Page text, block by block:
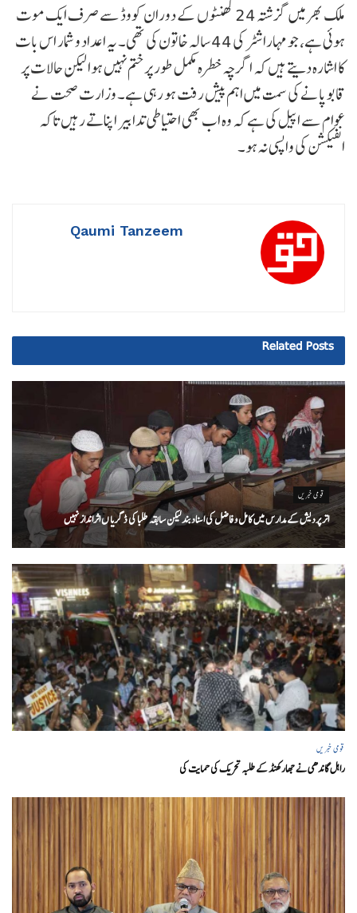
ملک بھر میں گزشتہ 24 گھنٹوں کے دوران کووڈ سے صرف ایک موت
ہوئی ہے، جو مہاراشٹر کی 44 سالہ خاتون کی تھی۔ یہ اعداد و شمار اس بات
کا اشارہ دیتے ہیں کہ اگرچہ خطرہ مکمل طور پر ختم نہیں ہوا لیکن حالات پر
قابو پانے کی سمت میں اہم پیش رفت ہو رہی ہے۔ وزارت صحت نے
عوام سے اپیل کی ہے کہ وہ اب بھی احتیاطی تدابیر اپناتے رہیں تاکہ
انفیکشن کی واپسی نہ ہو۔
Qaumi Tanzeem
Related Posts
قومی خبریں
اتر پردیش کےمدارس میں کامل و فاضل کی اسناد بند لیکن سابقہ طلبا کی ڈگریا ں اثرانداز نہیں
قومی خبریں
راہل گاندھی نے جھارکھنڈ کے طلبہ تحریک کی حمایت کی